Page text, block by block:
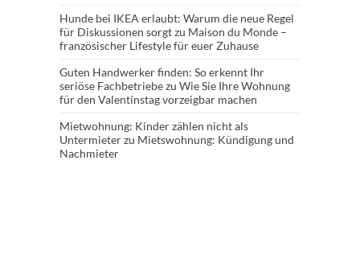
Hunde bei IKEA erlaubt: Warum die neue Regel
für Diskussionen sorgtzu Maison du Monde –
französischer Lifestyle für euer Zuhause
Guten Handwerker finden: So erkennt Ihr
seriöse Fachbetriebezu Wie Sie Ihre Wohnung
für den Valentinstag vorzeigbar machen
Mietwohnung: Kinder zählen nicht als
Untermieterzu Mietswohnung: Kündigung und
Nachmieter